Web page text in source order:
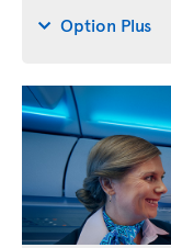
Option Plus